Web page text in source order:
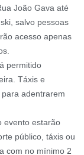
João Gava até
salvo pessoas
acesso apenas
permitido
Táxis e
adentrarem
evento estarão
público, táxis ou
com no mínimo 2